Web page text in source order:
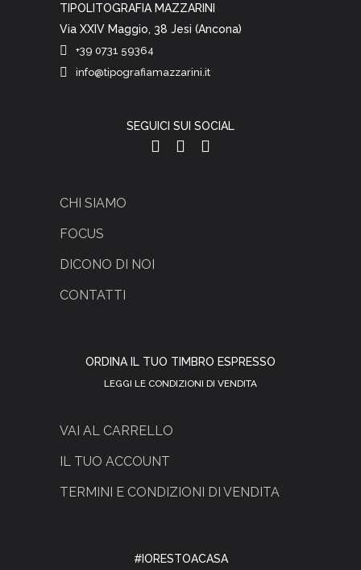
TIPOLITOGRAFIA MAZZARINI
Via XXIV Maggio, 38 Jesi (Ancona)
+39 0731 59364
info@tipografiamazzarini.it
SEGUICI SUI SOCIAL
CHI SIAMO
FOCUS
DICONO DI NOI
CONTATTI
ORDINA IL TUO TIMBRO ESPRESSO
LEGGI LE CONDIZIONI DI VENDITA
VAI AL CARRELLO
IL TUO ACCOUNT
TERMINI E CONDIZIONI DI VENDITA
#IORESTOACASA